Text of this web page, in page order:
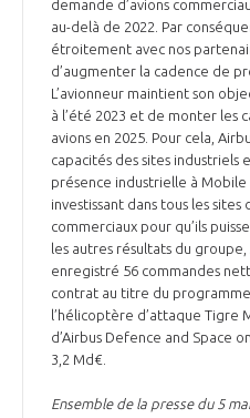
LE MÉDIATEUR DE LA FILIÈRE
MÉDIATION ET CHARTE
CLIENTS
LA MÉDIATION AU-DELÀ DE LA
PRENDRE CONTACT AVEC LE
CHIFFRES CLÉS
LES ENJEUX
COMPÉTITIVITÉ
EMPLOI & FORMATION
LES PUBLICATIONS
DOCUMENTS & BROCHURES
demande d’avions
au-delà de 2022. Par
étroitement avec nos
d’augmenter la cadence de
L’avionneur maintient son
à l’été 2023 et de monter les
avions en 2025. Pour cela,
capacités des sites industriels
présence industrielle à Mobile
investissant dans tous les sites
commerciaux pour qu’ils
les autres résultats du
enregistré 56 commandes
contrat au titre du
l’hélicoptère d’attaque Tigre
d’Airbus Defence and Space
3,2 Md€.
Ensemble de la presse du 5 mai
DEMANDE